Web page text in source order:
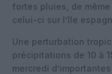
fortes pluies, de même
celui-ci sur l’île
Une perturbation
précipitations de 10 à
mercredi